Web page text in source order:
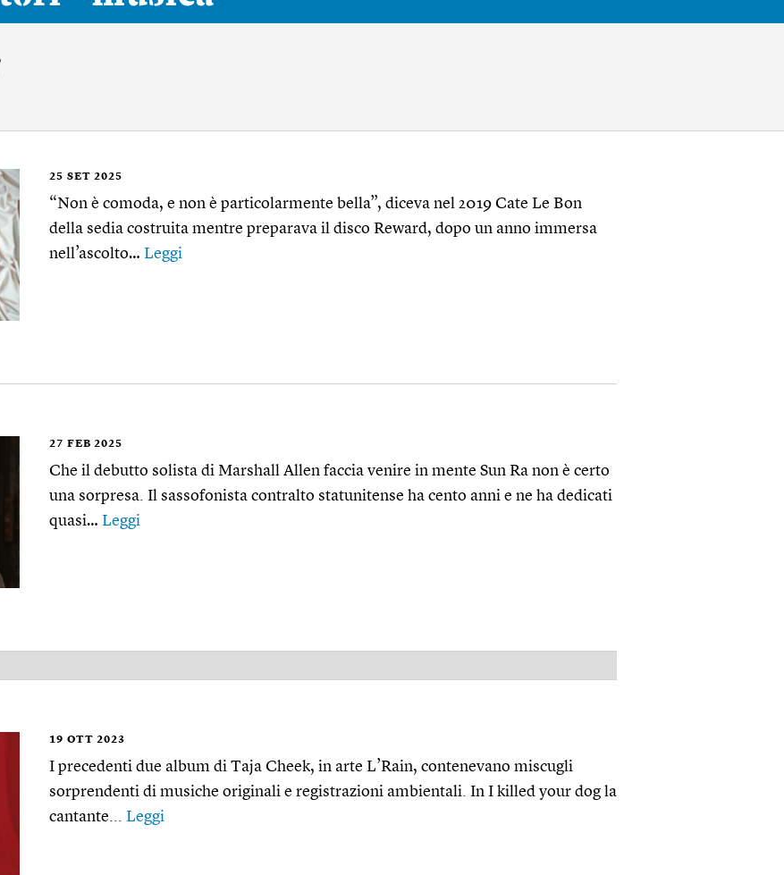
25 SET 2025
“Non è comoda, e non è particolarmente bella”, diceva nel 2019 Cate Le Bon
della sedia costruita mentre preparava il disco Reward, dopo un anno immersa
nell’ascolto… Leggi
27 FEB 2025
Che il debutto solista di Marshall Allen faccia venire in mente Sun Ra non è certo
una sorpresa. Il sassofonista contralto statunitense ha cento anni e ne ha dedicati
quasi… Leggi
19 OTT 2023
I precedenti due album di Taja Cheek, in arte L’Rain, contenevano miscugli
sorprendenti di musiche originali e registrazioni ambientali. In I killed your dog la
cantante... Leggi